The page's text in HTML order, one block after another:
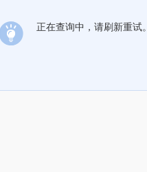
正在查询中，请刷新重试。